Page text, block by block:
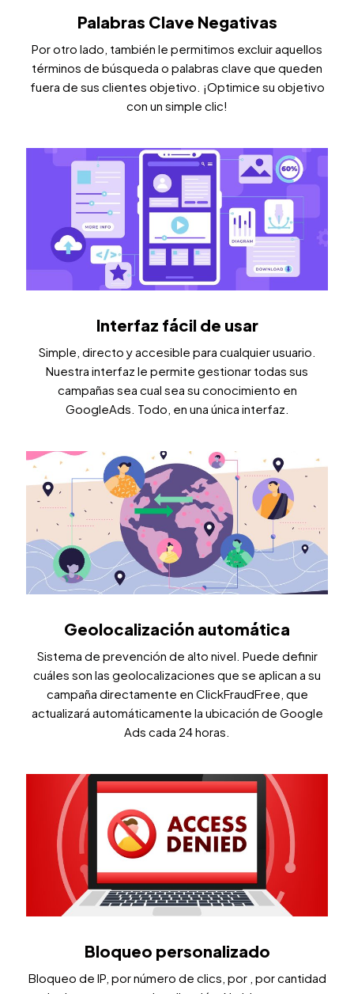
Palabras Clave Negativas
Por otro lado, también le permitimos excluir aquellos
términos de búsqueda o palabras clave que queden
fuera de sus clientes objetivo. ¡Optimice su objetivo
con un simple clic!
Interfaz fácil de usar
Simple, directo y accesible para cualquier usuario.
Nuestra interfaz le permite gestionar todas sus
campañas sea cual sea su conocimiento en
GoogleAds. Todo, en una única interfaz.
Geolocalización automática
Sistema de prevención de alto nivel. Puede definir
cuáles son las geolocalizaciones que se aplican a su
campaña directamente en ClickFraudFree, que
actualizará automáticamente la ubicación de Google
Ads cada 24 horas.
Bloqueo personalizado
Bloqueo de IP, por número de clics, por , por cantidad